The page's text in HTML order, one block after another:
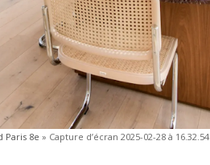
Paris 8e » Capture d’écran 2025-02-28 à 16.32.54